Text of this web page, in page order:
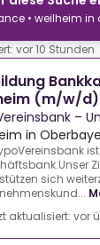
• weilheim in
vor 10 Stunden
(m/w/d)
–
in
sich
aktualisiert: vor